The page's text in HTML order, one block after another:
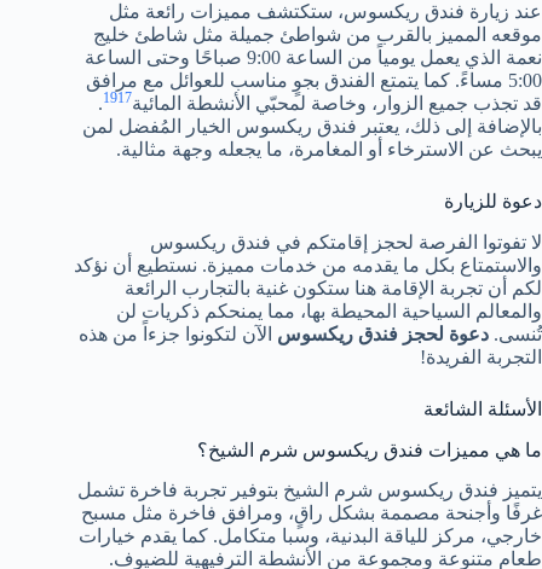
عند زيارة فندق ريكسوس، ستكتشف مميزات رائعة مثل
موقعه المميز بالقرب من شواطئ جميلة مثل شاطئ خليج
نعمة الذي يعمل يومياً من الساعة 9:00 صباحًا وحتى الساعة
5:00 مساءً. كما يتمتع الفندق بجوٍ مناسب للعوائل مع مرافق
قد تجذب جميع الزوار، وخاصة لمحبّي الأنشطة المائية
1917
.
بالإضافة إلى ذلك، يعتبر فندق ريكسوس الخيار المُفضل لمن
يبحث عن الاسترخاء أو المغامرة، ما يجعله وجهة مثالية.
دعوة للزيارة
لا تفوتوا الفرصة لحجز إقامتكم في فندق ريكسوس
والاستمتاع بكل ما يقدمه من خدمات مميزة. نستطيع أن نؤكد
لكم أن تجربة الإقامة هنا ستكون غنية بالتجارب الرائعة
والمعالم السياحية المحيطة بها، مما يمنحكم ذكريات لن
تُنسى. دعوة لحجز فندق ريكسوس الآن لتكونوا جزءاً من هذه
التجربة الفريدة!
الأسئلة الشائعة
ما هي مميزات فندق ريكسوس شرم الشيخ؟
يتميز فندق ريكسوس شرم الشيخ بتوفير تجربة فاخرة تشمل
غرفًا وأجنحة مصممة بشكل راقٍ، ومرافق فاخرة مثل مسبح
خارجي، مركز للياقة البدنية، وسبا متكامل. كما يقدم خيارات
طعام متنوعة ومجموعة من الأنشطة الترفيهية للضيوف.